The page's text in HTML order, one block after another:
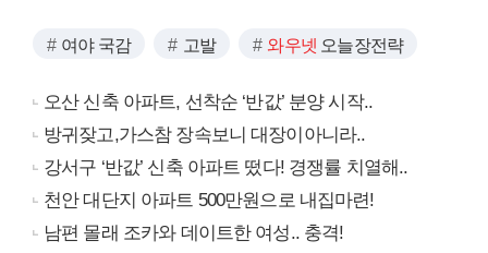
여야 국감 고발 와우넷 오늘장전략
오산 신축 아파트, 선착순 ‘반값’ 분양 시작..
방귀잦고,가스참 장속보니 대장이아니라..
강서구 ‘반값’ 신축 아파트 떴다! 경쟁률 치열해..
천안 대단지 아파트 500만원으로 내집마련!
남편 몰래 조카와 데이트한 여성.. 충격!